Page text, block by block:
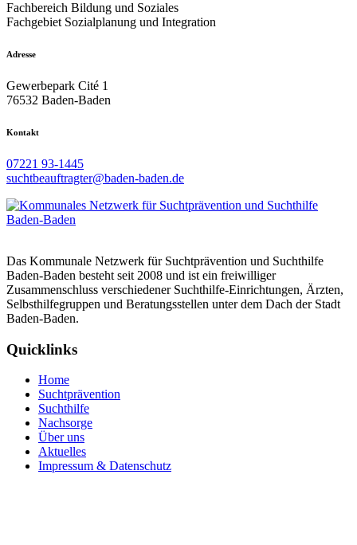
Fachbereich Bildung und Soziales
Fachgebiet Sozialplanung und Integration
Adresse
Gewerbepark Cité 1
76532 Baden-Baden
Kontakt
07221 93-1445
suchtbeauftragter@baden-baden.de
Das Kommunale Netzwerk für Suchtprävention und Suchthilfe
Baden-Baden besteht seit 2008 und ist ein freiwilliger
Zusammenschluss verschiedener Suchthilfe-Einrichtungen, Ärzten,
Selbsthilfegruppen und Beratungsstellen unter dem Dach der Stadt
Baden-Baden.
Quicklinks
Home
Suchtprävention
Suchthilfe
Nachsorge
Über uns
Aktuelles
Impressum & Datenschutz